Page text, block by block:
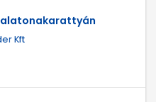
Kft